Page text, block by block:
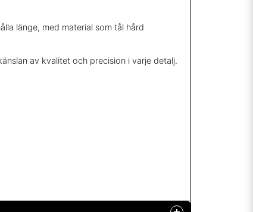
länge, med material som tål hård
av kvalitet och precision i varje detalj.